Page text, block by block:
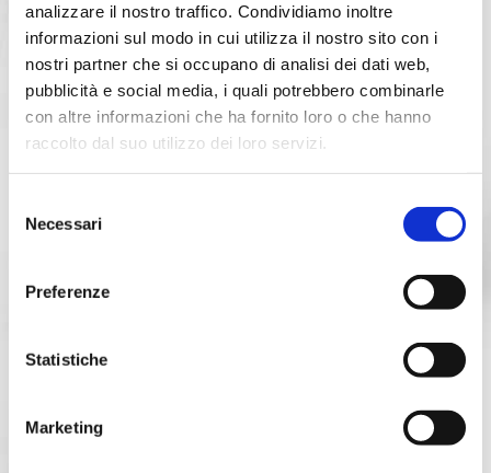
analizzare il nostro traffico. Condividiamo inoltre
informazioni sul modo in cui utilizza il nostro sito con i
nostri partner che si occupano di analisi dei dati web,
pubblicità e social media, i quali potrebbero combinarle
con altre informazioni che ha fornito loro o che hanno
raccolto dal suo utilizzo dei loro servizi.
delNecessari
Preferenze
Statistiche
Marketing
a fine corso verrà rilasciato ad ogni partecipante un
attestato di partecipazione utile ad arricchire il proprio
curriculum professionale.